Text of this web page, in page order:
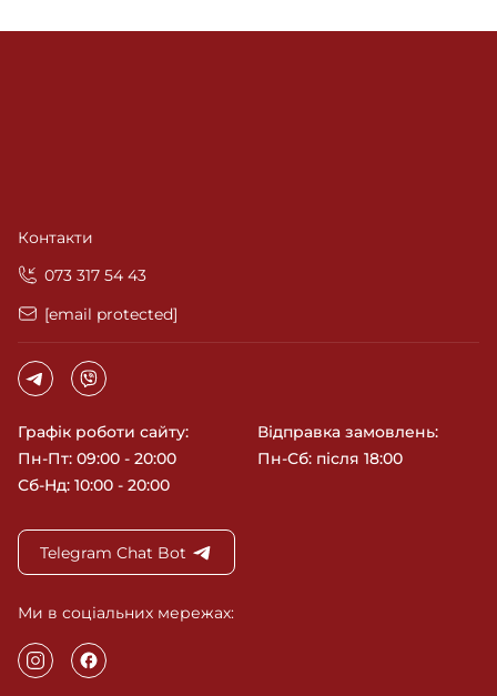
Контакти
‎073 317 54 43
[email protected]
Графік роботи сайту:
Пн-Пт: 09:00 - 20:00
Сб-Нд: 10:00 - 20:00
Відправка замовлень:
Пн-Сб: після 18:00
Telegram Chat Bot
Ми в соціальних мережах: